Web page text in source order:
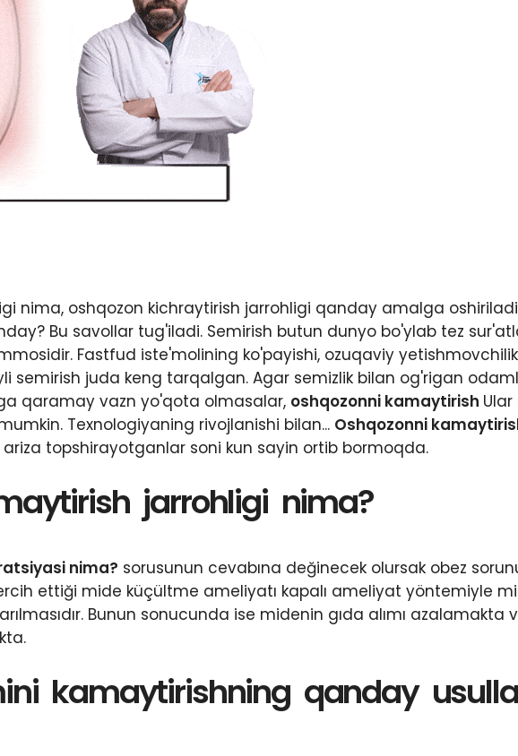
nima, oshqozon kichraytirish jarrohligi qanday amalga
Bu savollar tug'iladi. Semirish butun dunyo bo'ylab tez
Fastfud iste'molining ko'payishi, ozuqaviy
semirish juda keng tarqalgan. Agar semizlik bilan og'rigan
qaramay vazn yo'qota olmasalar, oshqozonni kamaytirish
Texnologiyaning rivojlanishi bilan... Oshqozonni
topshirayotganlar soni kun sayin ortib bormoqda.
jarrohligi nima?
nima? sorusunun cevabına değinecek olursak obez
ettiği mide küçültme ameliyatı kapalı ameliyat yöntemiyle
Bunun sonucunda ise midenin gıda alımı azalamakta
kamaytirishning qanday